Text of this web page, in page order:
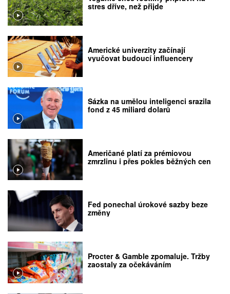
stres dříve, než přijde
Americké univerzity začínají
vyučovat budoucí influencery
Sázka na umělou inteligenci srazila
fond z 45 miliard dolarů
Američané platí za prémiovou
zmrzlinu i přes pokles běžných cen
Fed ponechal úrokové sazby beze
změny
Procter & Gamble zpomaluje. Tržby
zaostaly za očekáváním